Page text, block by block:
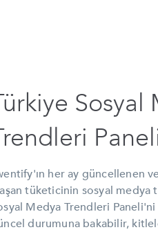
Sosyal
her ay güncellenen
tüketicinin sosyal medya
Medya Trendleri
durumuna bakabilir,